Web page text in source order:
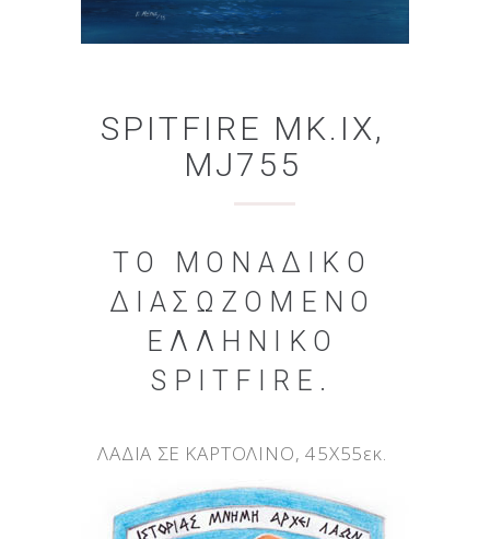
SPITFIRE MK.IX,
MJ755
ΤΟ ΜΟΝΑΔΙΚΌ
ΔΙΑΣΩΖΌΜΕΝΟ
ΕΛΛΗΝΙΚΌ
SPITFIRE.
ΛΑΔΙΑ ΣΕ ΚΑΡΤΟΛΙΝΟ, 45X55εκ.